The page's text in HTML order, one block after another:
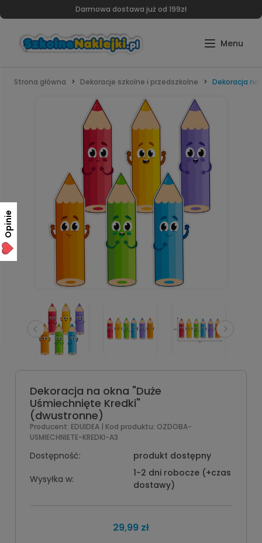
Darmowa dostawa już od 199zł
Strona główna Dekoracje szkolne i przedszkolne Dekoracja
Dekoracja na okna "Duże
Uśmiechnięte Kredki"
(dwustronne)
Producent: EDUIDEA | Kod produktu: OZDOBA-
USMIECHNIETE-KREDKI-A3
Dostępność:
produkt dostępny
Wysyłka w:
1-2 dni robocze (+czas
dostawy)
29,99 zł
Opinie